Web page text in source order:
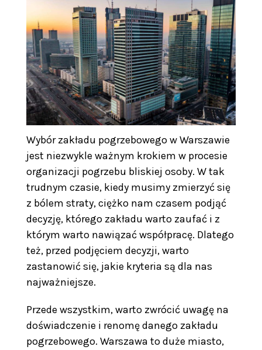
Wybór zakładu pogrzebowego w Warszawie
jest niezwykle ważnym krokiem w procesie
organizacji pogrzebu bliskiej osoby. W tak
trudnym czasie, kiedy musimy zmierzyć się
z bólem straty, ciężko nam czasem podjąć
decyzję, którego zakładu warto zaufać i z
którym warto nawiązać współpracę. Dlatego
też, przed podjęciem decyzji, warto
zastanowić się, jakie kryteria są dla nas
najważniejsze.
Przede wszystkim, warto zwrócić uwagę na
doświadczenie i renomę danego zakładu
pogrzebowego. Warszawa to duże miasto,